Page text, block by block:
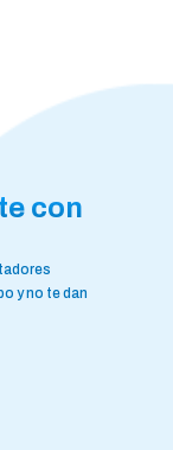
con
y no te dan